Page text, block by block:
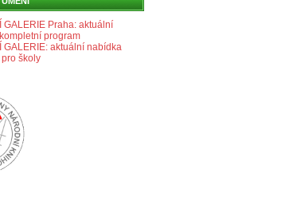
GALERIE Praha: aktuální
program
GALERIE: aktuální nabídka
školy